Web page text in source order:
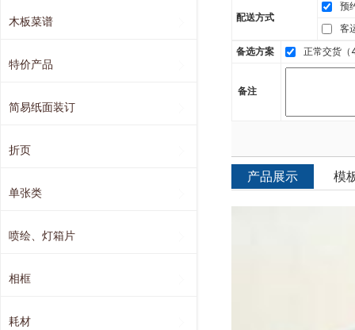
木板菜谱
特价产品
简易纸面装订
折页
单张类
喷绘、灯箱片
相框
耗材
配送方式
预
客
备选方案 正常交货（
备注
产品展示 模